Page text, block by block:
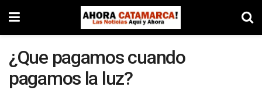
¿Que pagamos cuando
pagamos la luz?